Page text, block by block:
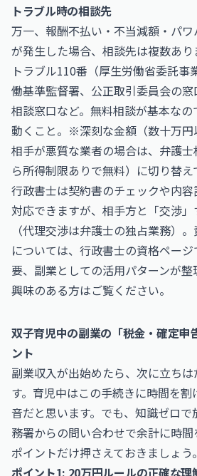
トラブル時の相談先
万一、報酬不払い・不当減額・パ
が発生した場合、相談先は複数あり
トラブル110番（厚生労働省委託事
働基準監督署、公正取引委員会の
相談窓口など。無料相談が基本な
動くこと。※深刻な金額（数十万円
相手が悪質な業者の場合は、弁護
ら所得制限ありで無料）に切り替え
行政書士は契約書のチェックや内
対応できますが、相手方と「交渉
（代理交渉は弁護士の独占業務）
については、 行政書士の資格ペー
要、副業としての活用パターンが整
興味のある方はご覧ください。
双子育児中の副業の「税金・確定申
ント
副業収入が出始めたら、次に立ち
す。育児中はこの手続きに時間を
音だと思います。でも、知識ゼロ
務署からの問い合わせで余計に時
ポイントだけ押さえておきましょう。
ポイント1: 20万円ルールの正確な理